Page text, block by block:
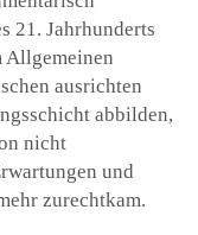
21. Jahrhunderts
Allgemeinen
ausrichten
abbilden,
nicht
und
zurechtkam.